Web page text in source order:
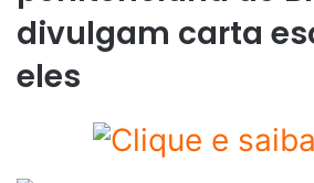
divulgam carta
eles